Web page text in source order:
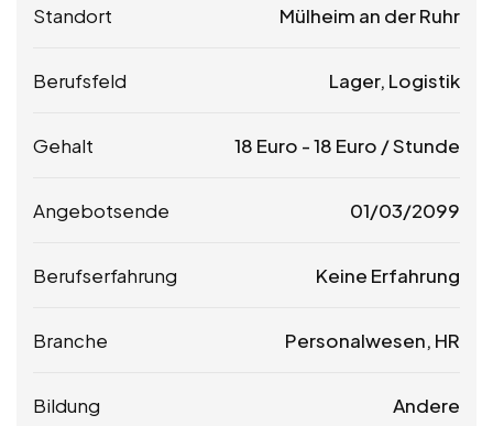
Standort Mülheim an der Ruhr
Berufsfeld Lager, Logistik
Gehalt 18 Euro -18 Euro / Stunde
Angebotsende 01/03/2099
Berufserfahrung Keine Erfahrung
Branche Personalwesen, HR
Bildung Andere